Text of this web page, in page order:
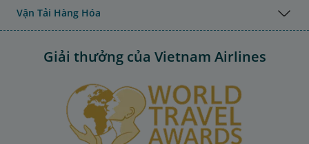
Vận Tải Hàng Hóa
Giải thưởng của Vietnam Airlines